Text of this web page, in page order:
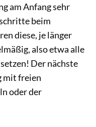
am Anfang sehr
beim
diese, je länger
also etwa alle
Der nächste
mit freien
oder der